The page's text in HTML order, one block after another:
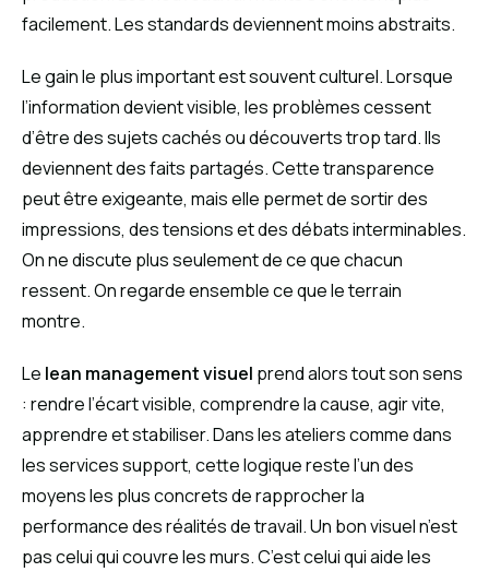
facilement. Les standards deviennent moins abstraits.
Le gain le plus important est souvent culturel. Lorsque
l’information devient visible, les problèmes cessent
d’être des sujets cachés ou découverts trop tard. Ils
deviennent des faits partagés. Cette transparence
peut être exigeante, mais elle permet de sortir des
impressions, des tensions et des débats interminables.
On ne discute plus seulement de ce que chacun
ressent. On regarde ensemble ce que le terrain
montre.
Le lean management visuel prend alors tout son sens
: rendre l’écart visible, comprendre la cause, agir vite,
apprendre et stabiliser. Dans les ateliers comme dans
les services support, cette logique reste l’un des
moyens les plus concrets de rapprocher la
performance des réalités de travail. Un bon visuel n’est
pas celui qui couvre les murs. C’est celui qui aide les